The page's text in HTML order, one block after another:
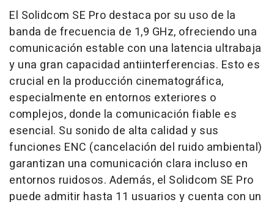
El Solidcom SE Pro destaca por su uso de la
banda de frecuencia de 1,9 GHz, ofreciendo una
comunicación estable con una latencia ultrabaja
y una gran capacidad antiinterferencias. Esto es
crucial en la producción cinematográfica,
especialmente en entornos exteriores o
complejos, donde la comunicación fiable es
esencial. Su sonido de alta calidad y sus
funciones ENC (cancelación del ruido ambiental)
garantizan una comunicación clara incluso en
entornos ruidosos. Además, el Solidcom SE Pro
puede admitir hasta 11 usuarios y cuenta con un